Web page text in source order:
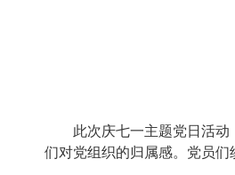
此次庆七一主题党日活动
们对党组织的归属感。党员们